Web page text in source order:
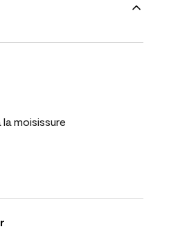
moisissure